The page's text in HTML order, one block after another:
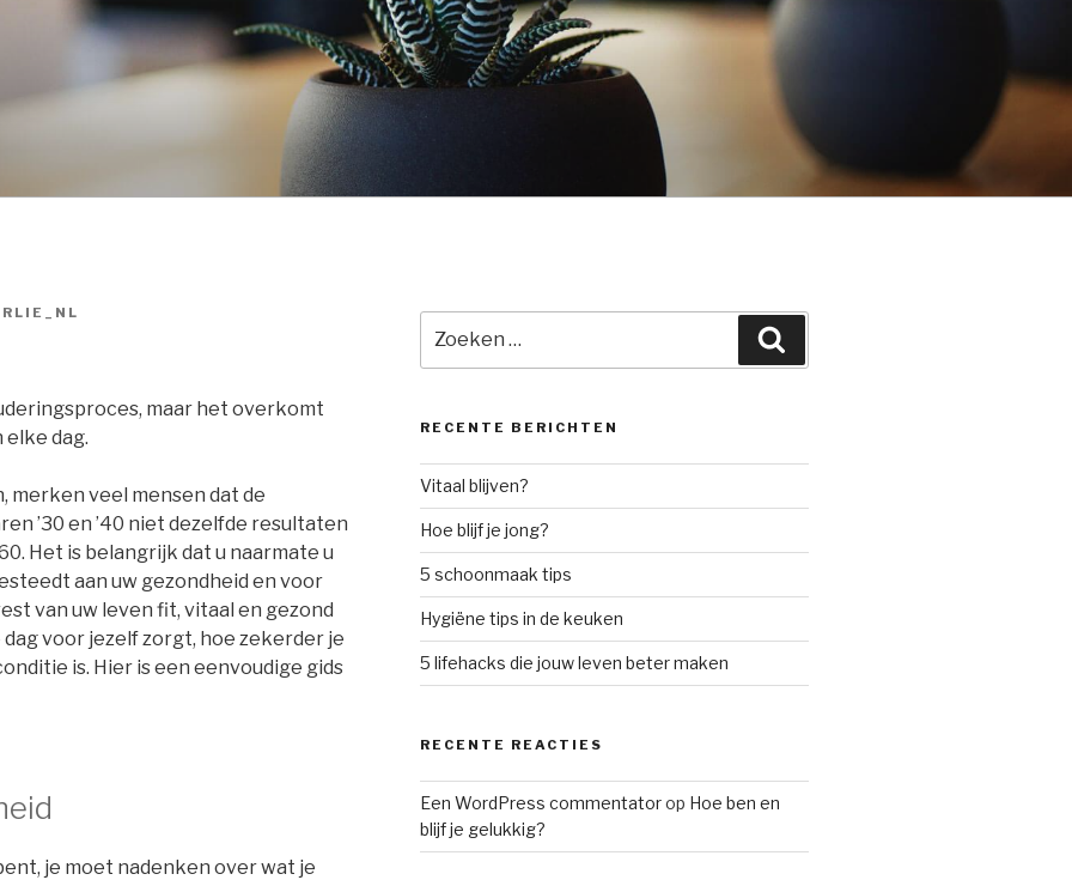
maar het overkomt
elke dag.
veel mensen dat de
’30 en ’40 niet dezelfde resultaten
Het is belangrijk dat u naarmate u
aan uw gezondheid en voor
van uw leven fit, vitaal en gezond
voor jezelf zorgt, hoe zekerder je
is. Hier is een eenvoudige gids
je moet nadenken over wat je
naar:
RECENTE BERICHTEN
Vitaal blijven?
Hoe blijf je jong?
5 schoonmaak tips
Hygiëne tips in de keuken
5 lifehacks die jouw leven beter maken
RECENTE REACTIES
Een WordPress commentatorop Hoe ben en
blijf je gelukkig?